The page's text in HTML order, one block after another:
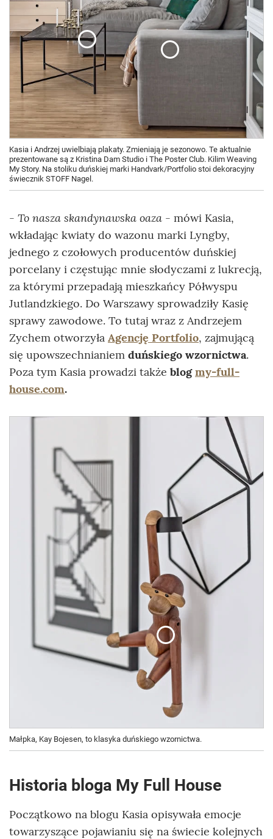
Kasia i Andrzej uwielbiają plakaty. Zmieniają je sezonowo. Te aktualnie
prezentowane są z Kristina Dam Studio i The Poster Club. Kilim Weaving
My Story. Na stoliku duńskiej marki Handvark/Portfolio stoi dekoracyjny
świecznik STOFF Nagel.
- To nasza skandynawska oaza - mówi Kasia,
wkładając kwiaty do wazonu marki Lyngby,
jednego z czołowych producentów duńskiej
porcelany i częstując mnie słodyczami z lukrecją,
za którymi przepadają mieszkańcy Półwyspu
Jutlandzkiego. Do Warszawy sprowadziły Kasię
sprawy zawodowe. To tutaj wraz z Andrzejem
Zychem otworzyła Agencję Portfolio, zajmującą
się upowszechnianiem duńskiego wzornictwa.
Poza tym Kasia prowadzi także blogmy-full-
house.com.
Małpka, Kay Bojesen, to klasyka duńskiego wzornictwa.
Historia bloga My Full House
Początkowo na blogu Kasia opisywała emocje
towarzyszące pojawianiu się na świecie kolejnych